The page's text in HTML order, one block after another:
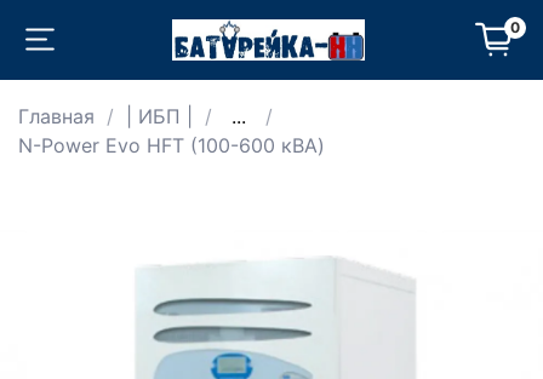
0
Главная | ИБП |
...
N-Power Evo HFT (100-600 кВА)